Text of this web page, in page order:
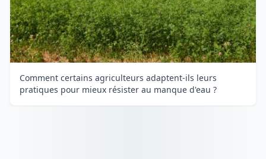
Comment certains agriculteurs adaptent-ils leurs
pratiques pour mieux résister au manque d'eau ?